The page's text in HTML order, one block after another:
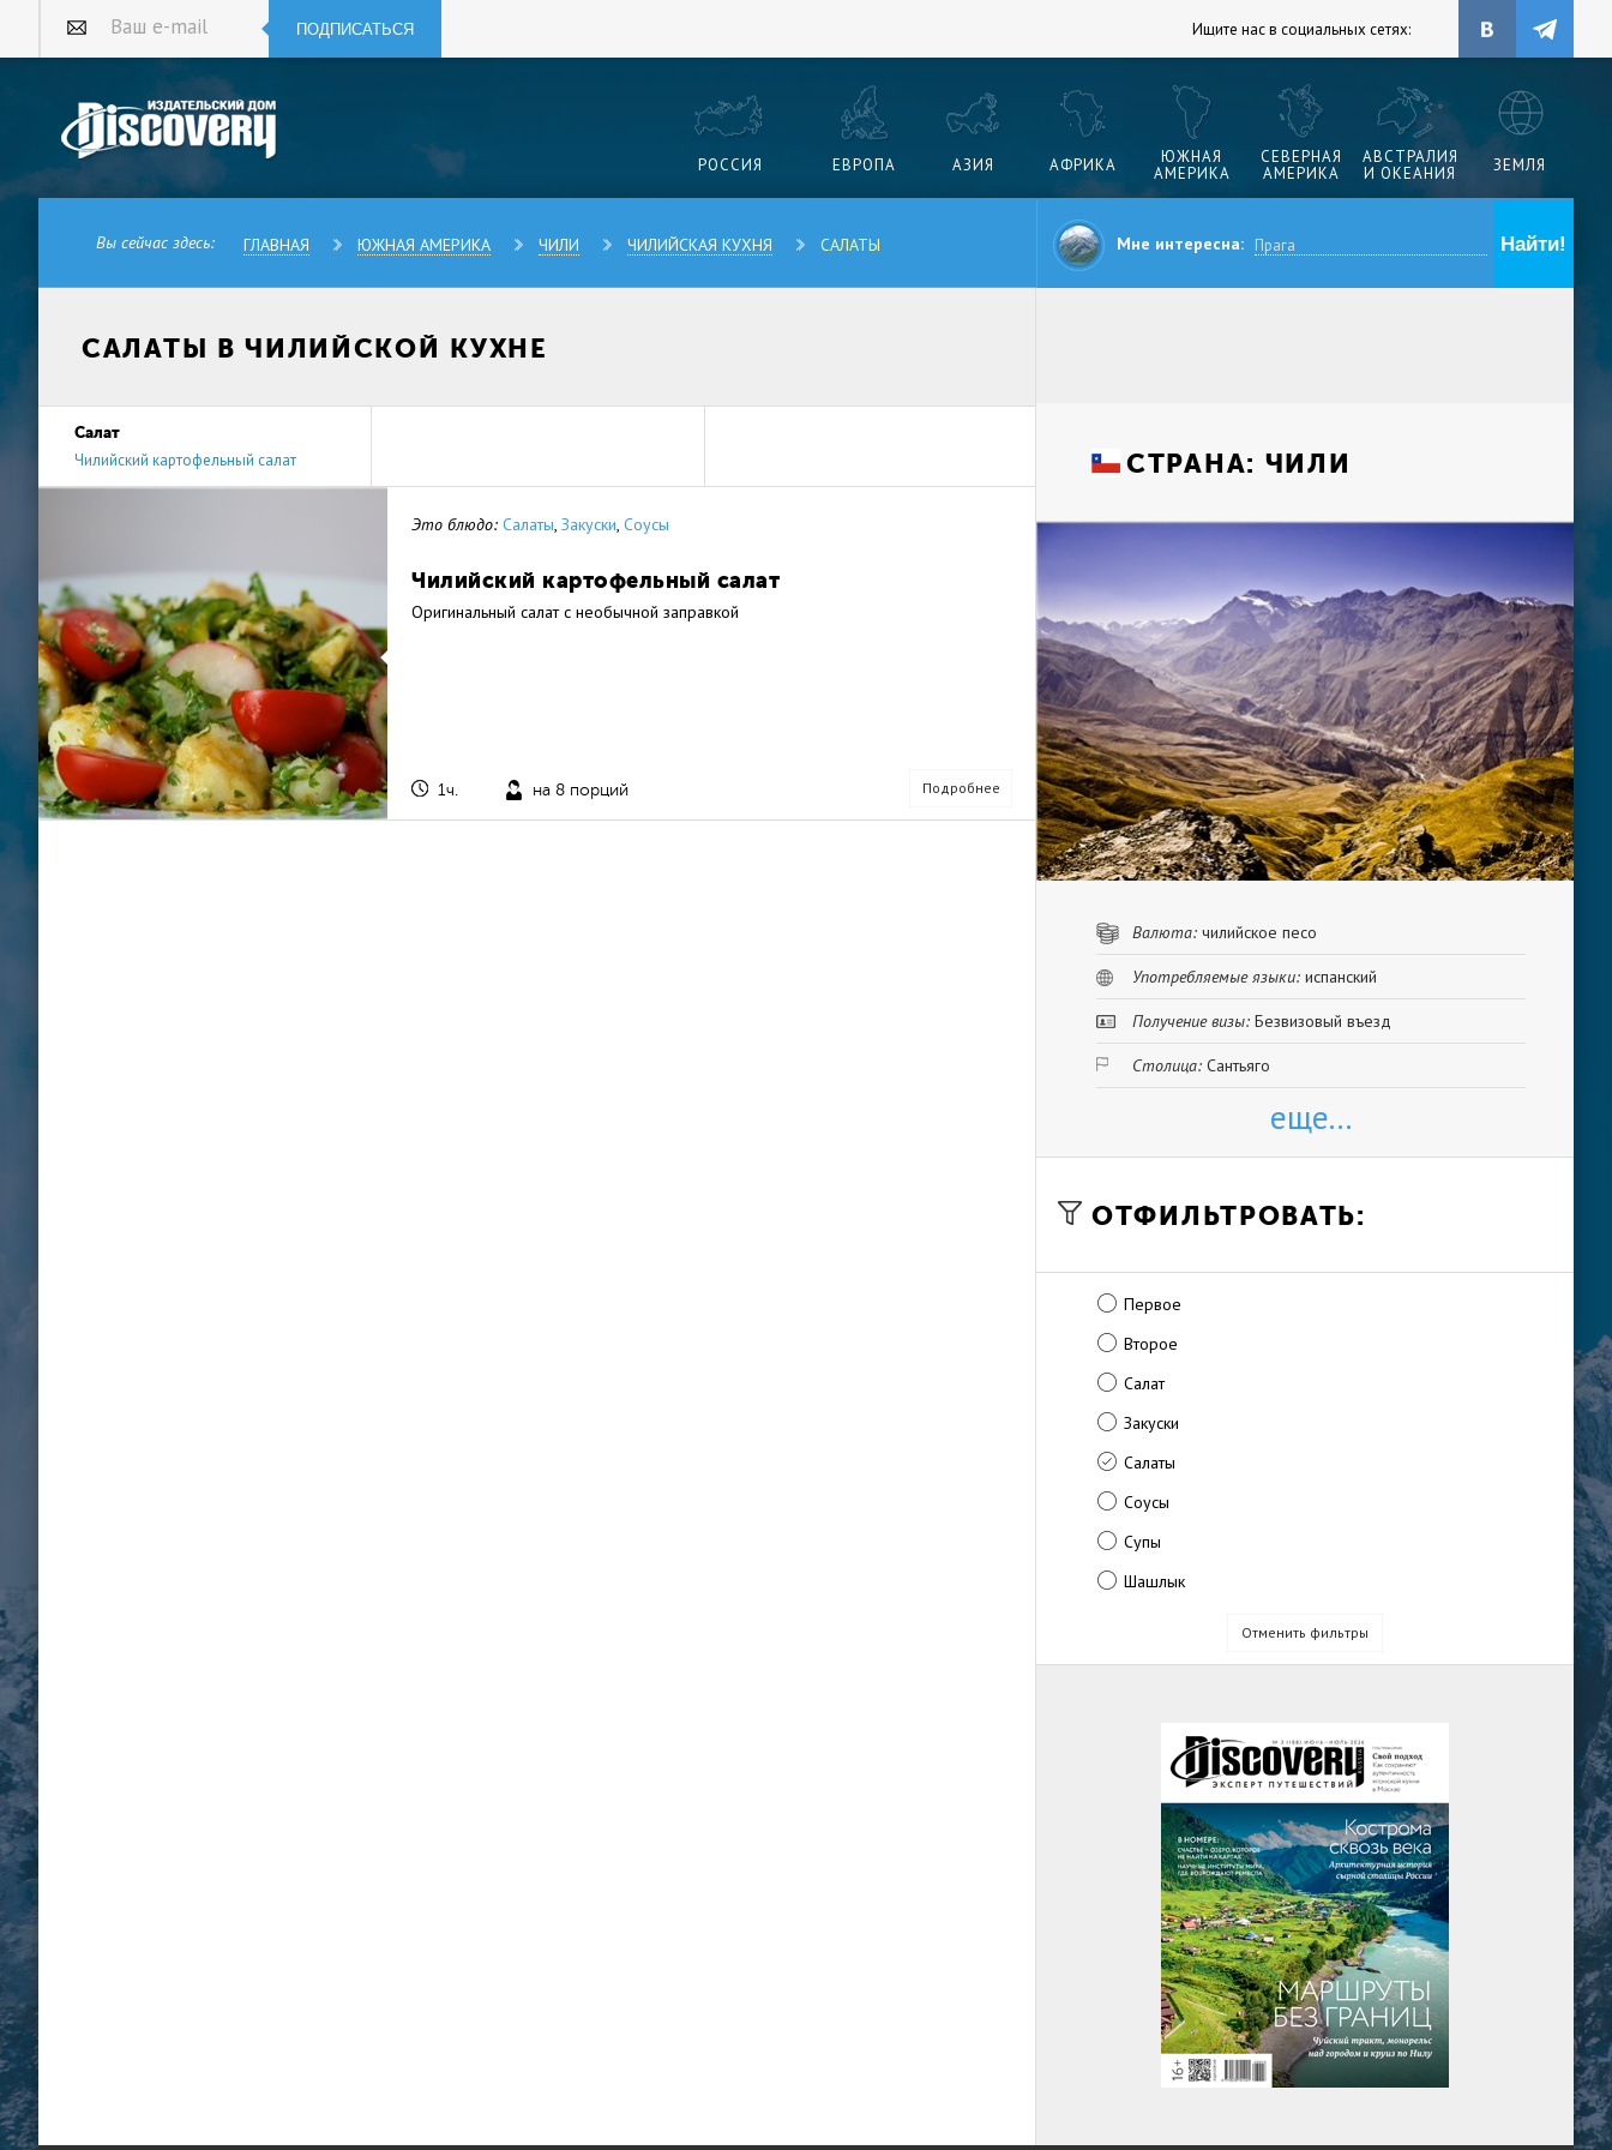
Ваш e-mail ПОДПИСАТЬСЯ Ищите нас в социальных сетях:
РОССИЯ ЕВРОПА АЗИЯ АФРИКА
ЮЖНАЯ
АМЕРИКА
СЕВЕРНАЯ
АМЕРИКА
АВСТРАЛИЯ
И ОКЕАНИЯ
ЗЕМЛЯ
Вы сейчас здесь: ГЛАВНАЯ ЮЖНАЯ АМЕРИКА ЧИЛИ ЧИЛИЙСКАЯ КУХНЯ САЛАТЫ Мне интересна:
САЛАТЫ В ЧИЛИЙСКОЙ КУХНЕ
Салат
Чилийский картофельный салат
Это блюдо: Салаты,Закуски,Соусы
Чилийский картофельный салат
Оригинальный салат с необычной заправкой
1ч. на 8 порций Подробнее
СТРАНА: ЧИЛИ
Валюта: чилийское песо
Употребляемые языки: испанский
Получение визы: Безвизовый въезд
Столица: Сантьяго
еще...
ОТФИЛЬТРОВАТЬ:
Первое
Второе
Салат
Закуски
Салаты
Соусы
Супы
Шашлык
Отменить фильтры